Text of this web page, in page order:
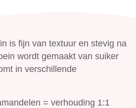
is fijn van textuur en stevig na
wordt gemaakt van suiker
in verschillende
= verhouding 1:1